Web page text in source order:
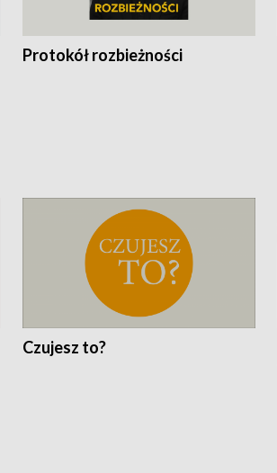
Protokół rozbieżności
Czujesz to?